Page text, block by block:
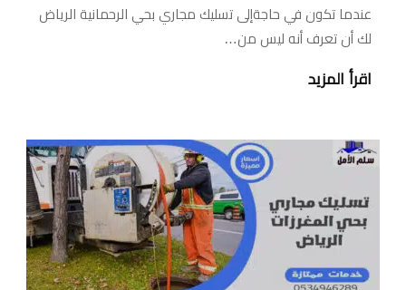
عندما تكون في حاجةإلى تسليك مجاري بحي الرحمانية الرياض
لك أن تعرف أنه ليس من…
اقرأ المزيد